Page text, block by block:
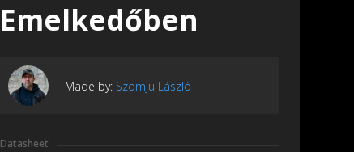
Emelkedőben
Made by: Szomju László
Datasheet